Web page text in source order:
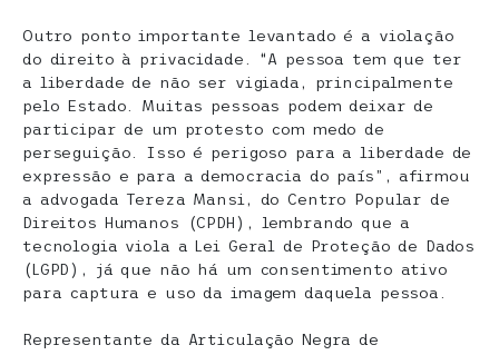
Outro ponto importante levantado é a violação
do direito à privacidade. “A pessoa tem que ter
a liberdade de não ser vigiada, principalmente
pelo Estado. Muitas pessoas podem deixar de
participar de um protesto com medo de
perseguição. Isso é perigoso para a liberdade de
expressão e para a democracia do país”, afirmou
a advogada Tereza Mansi, do Centro Popular de
Direitos Humanos (CPDH), lembrando que a
tecnologia viola a Lei Geral de Proteção de Dados
(LGPD), já que não há um consentimento ativo
para captura e uso da imagem daquela pessoa.
Representante da Articulação Negra de